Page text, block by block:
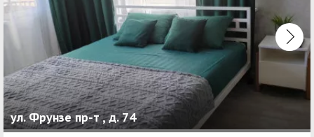
ул. Фрунзе пр-т , д. 74